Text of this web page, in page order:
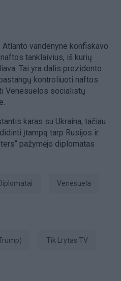
vandenyne konfiskavo
tanklaivius, iš kurių
Tai yra dalis prezidento
kontroliuoti naftos
Venesuelos socialistų
karas su Ukraina, tačiau
įtampą tarp Rusijos ir
pažymėjo diplomatas
diplomatai Venesuela
tik Lrytas.TV